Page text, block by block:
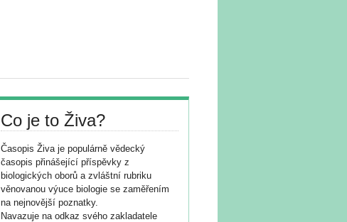
Co je to Živa?
Časopis Živa je populárně vědecký
časopis přinášející příspěvky z
biologických oborů a zvláštní rubriku
věnovanou výuce biologie se zaměřením
na nejnovější poznatky.
Navazuje na odkaz svého zakladatele